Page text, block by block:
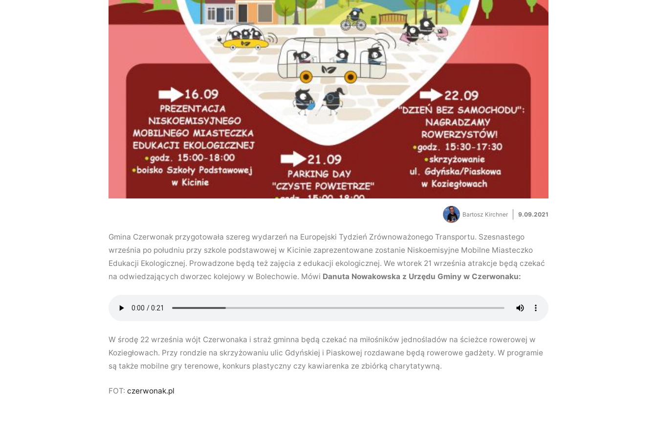
Bartosz Kirchner 9.09.2021
Gmina Czerwonak przygotowała szereg wydarzeń na Europejski Tydzień Zrównoważonego Transportu. Szesnastego
września po południu przy szkole podstawowej w Kicinie zaprezentowane zostanie Niskoemisyjne Mobilne Miasteczko
Edukacji Ekologicznej. Prowadzone będą też zajęcia z edukacji ekologicznej. We wtorek 21 września atrakcje będą czekać
na odwiedzających dworzec kolejowy w Bolechowie. Mówi Danuta Nowakowska z Urzędu Gminy w Czerwonaku:
W środę 22 września wójt Czerwonaka i straż gminna będą czekać na miłośników jednośladów na ścieżce rowerowej w
Koziegłowach. Przy rondzie na skrzyżowaniu ulic Gdyńskiej i Piaskowej rozdawane będą rowerowe gadżety. W programie
są także mobilne gry terenowe, konkurs plastyczny czy kawiarenka ze zbiórką charytatywną.
FOT: czerwonak.pl